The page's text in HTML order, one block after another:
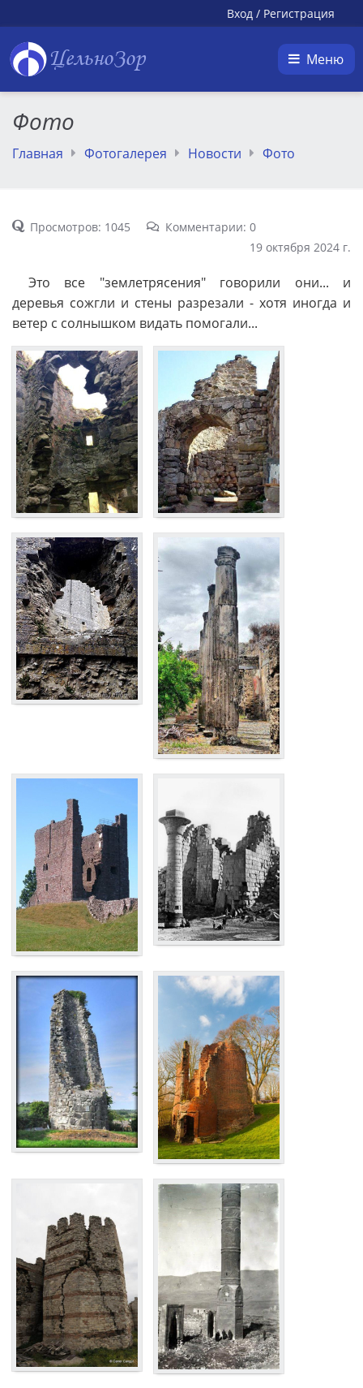
Вход / Регистрация
ЦельноЗор Меню
Фото
Главная Фотогалерея Новости Фото
Просмотров: 1045
Комментарии: 0
19 октября 2024 г.
Это все "землетрясения" говорили они... и
деревья сожгли и стены разрезали - хотя иногда и
ветер с солнышком видать помогали...